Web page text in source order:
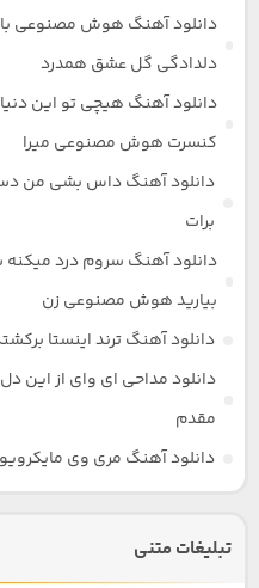
دانلود آهنگ هوش مصنوعی
دلدادگی گل عشق همدرد
دانلود آهنگ هیچی تو این
کنسرت هوش مصنوعی میرا
دانلود آهنگ داس بشی من
برات
دانلود آهنگ سروم درد میکنه
بیارید هوش مصنوعی زن
دانلود آهنگ ترند اینستا
دانلود مداحی ای وای از این
مقدم
دانلود آهنگ مری وی مایکرویو
تبلیغات متنی